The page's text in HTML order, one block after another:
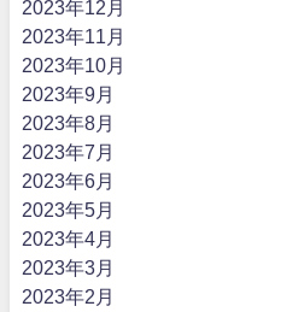
2023年12月
2023年11月
2023年10月
2023年9月
2023年8月
2023年7月
2023年6月
2023年5月
2023年4月
2023年3月
2023年2月